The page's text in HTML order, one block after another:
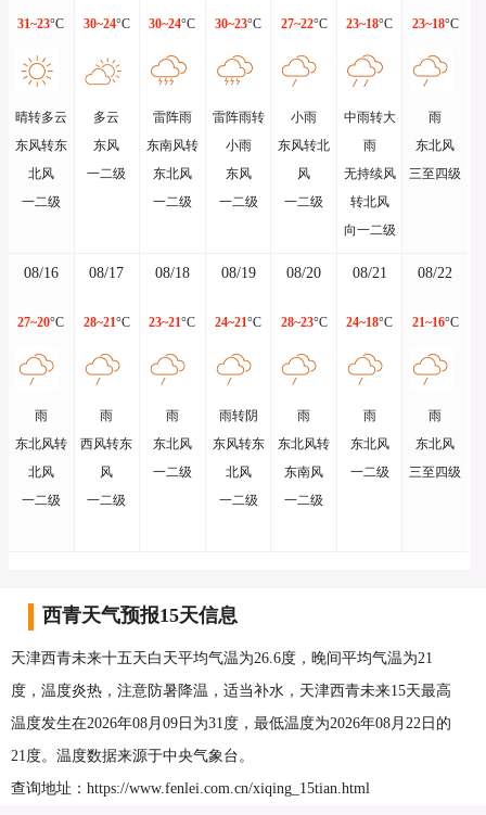
31~23°C
晴转多云
东风转东
北风
一二级
30~24°C
多云
东风
一二级
30~24°C
雷阵雨
东南风转
东北风
一二级
30~23°C
雷阵雨转
小雨
东风
一二级
27~22°C
小雨
东风转北
风
一二级
23~18°C
中雨转大
雨
无持续风
转北风
向一二级
23~18°C
雨
东北风
三至四级
08/16
27~20°C
雨
东北风转
北风
一二级
08/17
28~21°C
雨
西风转东
风
一二级
08/18
23~21°C
雨
东北风
一二级
08/19
24~21°C
雨转阴
东风转东
北风
一二级
08/20
28~23°C
雨
东北风转
东南风
一二级
08/21
24~18°C
雨
东北风
一二级
08/22
21~16°C
雨
东北风
三至四级
西青天气预报15天信息
天津西青未来十五天白天平均气温为26.6度，晚间平均气温为21
度，温度炎热，注意防暑降温，适当补水，天津西青未来15天最高
温度发生在2026年08月09日为31度，最低温度为2026年08月22日的
21度。温度数据来源于中央气象台。
查询地址：https://www.fenlei.com.cn/xiqing_15tian.html